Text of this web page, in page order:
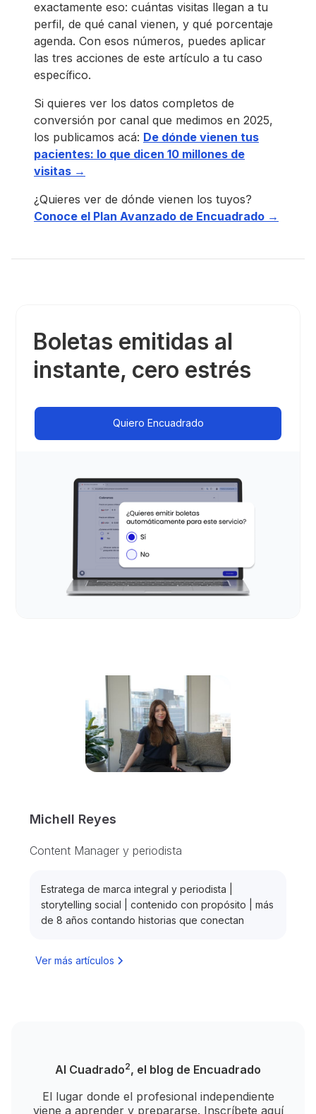
exactamente eso: cuántas visitas llegan a tu
perfil, de qué canal vienen, y qué porcentaje
agenda. Con esos números, puedes aplicar
las tres acciones de este artículo a tu caso
específico.
Si quieres ver los datos completos de
conversión por canal que medimos en 2025,
los publicamos acá: De dónde vienen tus
pacientes: lo que dicen 10 millones de
visitas →
¿Quieres ver de dónde vienen los tuyos?
Conoce el Plan Avanzado de Encuadrado →
Boletas emitidas al
instante, cero estrés
Quiero Encuadrado
Michell Reyes
Content Manager y periodista
Estratega de marca integral y periodista |
storytelling social | contenido con propósito | más
de 8 años contando historias que conectan
Ver más artículos
Al Cuadrado2, el blog de Encuadrado
El lugar donde el profesional independiente
viene a aprender y prepararse. Inscríbete aquí